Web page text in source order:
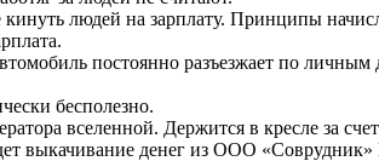
людей на зарплату. Принципы
постоянно разъезжает по личным
бесполезно.
вселенной. Держится в кресле за
выкачивание денег из ООО